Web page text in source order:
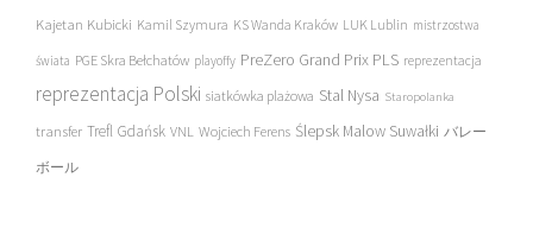
Kajetan Kubicki Kamil Szymura KS Wanda Kraków LUK Lublin mistrzostwa
świata PGE Skra Bełchatów playoffy PreZero Grand Prix PLS reprezentacja
reprezentacja Polski siatkówka plażowa Stal Nysa Staropolanka
transfer Trefl Gdańsk VNL Wojciech Ferens Ślepsk Malow Suwałki バレー
ボール